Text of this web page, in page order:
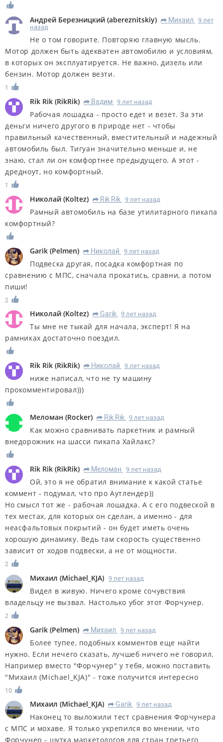
Андрей Березницкий (abereznitskiy) R Михаил
9 лет
назад
Не о том говорите. Повторяю главную мысль.
Мотор должен быть адекватен автомобилю и условиям,
в которых он эксплуатируется. Не важно, дизель или
бензин. Мотор должен везти.
1
Rik Rik (RikRik) R Вадим 9 лет назад
Рабочая лошадка - просто едет и везет. За эти
деньги ничего другого в природе нет - чтобы
правильный качественный, вместительный и надежный
автомобиль был. Тигуан значительно меньше и, не
знаю, стал ли он комфортнее предыдущего. А этот -
дредноут, но комфортный.
1
Николай (Koltez) R Rik Rik 9 лет назад
Рамный автомобиль на базе утилитарного пикапа
комфортный?
Garik (Pelmen) R Николай 9 лет назад
Подвеска другая, посадка комфортная по
сравнению с МПС, сначала прокатись, сравни, а потом
пиши!
2
Николай (Koltez) R Garik 9 лет назад
Ты мне не тыкай для начала, эксперт! Я на
рамниках достаточно поездил.
Rik Rik (RikRik) R Николай 9 лет назад
ниже написал, что не ту машину
прокомментировал)))
Меломан (Rocker) R Rik Rik 9 лет назад
Как можно сравнивать паркетник и рамный
внедорожник на шасси пикапа Хайлакс?
Rik Rik (RikRik) R Меломан 9 лет назад
Ой, это я не обратил внимание к какой статье
коммент - подумал, что про Аутлендер))
Но смысл тот же - рабочая лошадка. А с его подвеской в
тех местах, для которых он сделан, а именно - для
неасфальтовых покрытий - он будет иметь очень
хорошую динамику. Ведь там скорость существенно
зависит от ходов подвески, а не от мощности.
2
Михаил (Michael_KJA) 9 лет назад
Видел в живую. Ничего кроме сочувствия
владельцу не вызвал. Настолько убог этот Форчунер.
2
Garik (Pelmen) R Михаил 9 лет назад
Более тупее, подобных комментов еще найти
нужно. Если нечего сказать, лучшеб ничего не говорил.
Например вместо "Форчунер" у тебя, можно поставить
"Михаил (Michael_KJA)" - тоже получится интересно
10
Михаил (Michael_KJA) R Garik 9 лет назад
Наконец то выложили тест сравнения Форчунера
с МПС и мохаве. Я только укрепился во мнении, что
Форчунер - шутка маркетологов для стран третьего